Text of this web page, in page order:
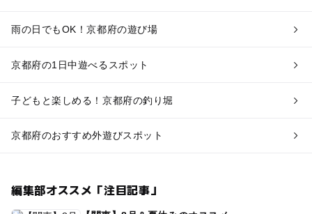
雨の日でもOK！京都府の遊び場
京都府の1日中遊べるスポット
子どもと楽しめる！京都府の釣り堀
京都府のおすすめ外遊びスポット
編集部オススメ「注目記事」